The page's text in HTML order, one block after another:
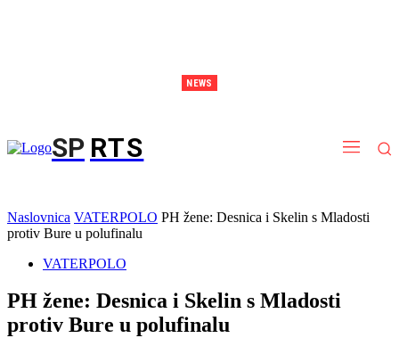
NEWS
SP RTS
Naslovnica VATERPOLO PH žene: Desnica i Skelin s Mladosti
protiv Bure u polufinalu
VATERPOLO
PH žene: Desnica i Skelin s Mladosti
protiv Bure u polufinalu